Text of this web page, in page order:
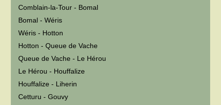
Comblain-la-Tour - Bomal
Bomal - Wéris
Wéris - Hotton
Hotton - Queue de Vache
Queue de Vache - Le Hérou
Le Hérou - Houffalize
Houffalize - Liherin
Cetturu - Gouvy